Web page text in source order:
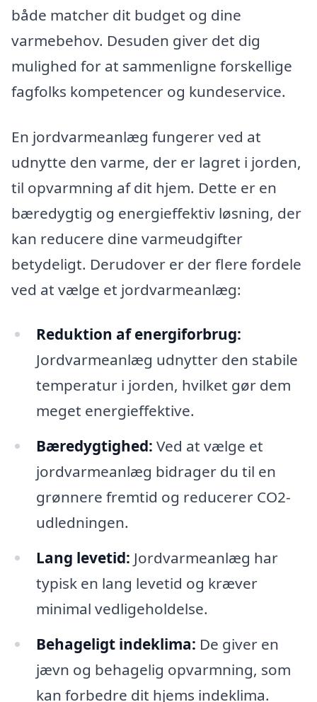
både matcher dit budget og dine
varmebehov. Desuden giver det dig
mulighed for at sammenligne forskellige
fagfolks kompetencer og kundeservice.
En jordvarmeanlæg fungerer ved at
udnytte den varme, der er lagret i jorden,
til opvarmning af dit hjem. Dette er en
bæredygtig og energieffektiv løsning, der
kan reducere dine varmeudgifter
betydeligt. Derudover er der flere fordele
ved at vælge et jordvarmeanlæg:
Reduktion af energiforbrug:
Jordvarmeanlæg udnytter den stabile
temperatur i jorden, hvilket gør dem
meget energieffektive.
Bæredygtighed: Ved at vælge et
jordvarmeanlæg bidrager du til en
grønnere fremtid og reducerer CO2-
udledningen.
Lang levetid: Jordvarmeanlæg har
typisk en lang levetid og kræver
minimal vedligeholdelse.
Behageligt indeklima: De giver en
jævn og behagelig opvarmning, som
kan forbedre dit hjems indeklima.